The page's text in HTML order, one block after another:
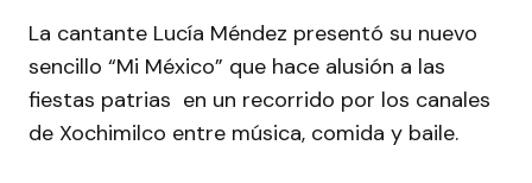
La cantante Lucía Méndez presentó su nuevo
sencillo “Mi México” que hace alusión a las
fiestas patrias en un recorrido por los canales
de Xochimilco entre música, comida y baile.